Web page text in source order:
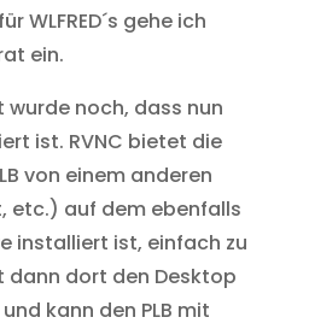
WLFRED´s gehe ich
ein.
wurde noch, dass nun
ist. RVNC bietet die
von einem anderen
etc.) auf dem ebenfalls
installiert ist, einfach zu
dann dort den Desktop
kann den PLB mit